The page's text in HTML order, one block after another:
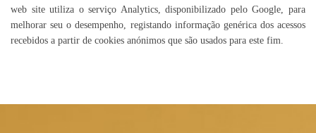
web site utiliza o serviço Analytics, disponibilizado pelo Google, para
melhorar seu o desempenho, registando informação genérica dos acessos
recebidos a partir de cookies anónimos que são usados para este fim.